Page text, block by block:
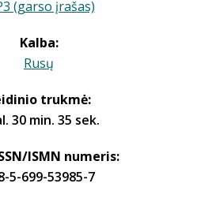
(garso įrašas)
Kalba:
Rusų
trukmė:
30 min. 35 sek.
ISMN numeris:
5-699-53985-7